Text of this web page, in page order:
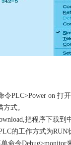
令PLC>Power on 打
式。
把程序下载到
的工作方式为RUN
命令Debug>monitor